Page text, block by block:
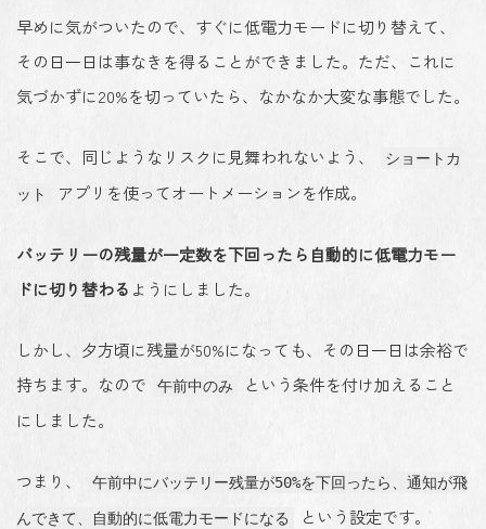
早めに気がついたので、すぐに低電力モードに切り替えて、
その日一日は事なきを得ることができました。ただ、これに
気づかずに20%を切っていたら、なかなか大変な事態でした。
そこで、同じようなリスクに見舞われないよう、 ショートカ
ット アプリを使ってオートメーションを作成。
バッテリーの残量が一定数を下回ったら自動的に低電力モー
ドに切り替わる ようにしました。
しかし、夕方頃に残量が50%になっても、その日一日は余裕で
持ちます。なので
午前中のみ
という条件を付け加えること
にしました。
つまり、 午前中にバッテリー残量が50%を下回ったら、通知が飛
んできて、自動的に低電力モードになる という設定です。